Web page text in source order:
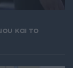
και το